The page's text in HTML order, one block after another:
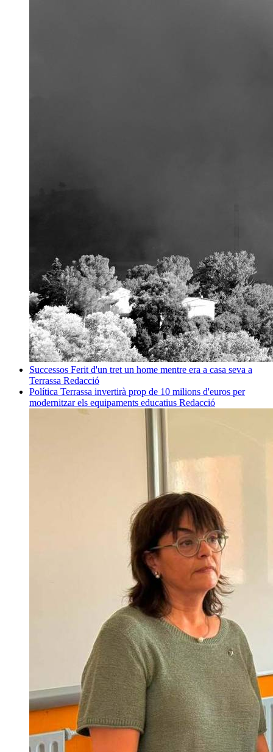
Successos Ferit d'un tret un home mentre era a casa seva a
Terrassa Redacció
Política Terrassa invertirà prop de 10 milions d'euros per
modernitzar els equipaments educatius Redacció